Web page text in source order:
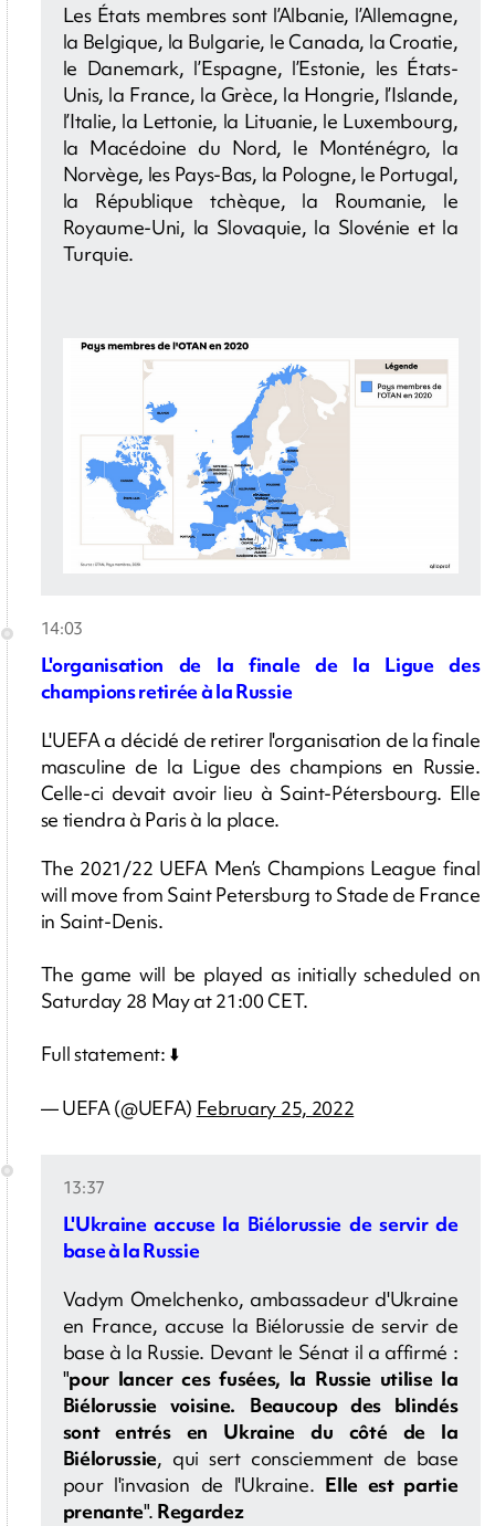
Les États membres sont l’Albanie, l’Allemagne,
la Belgique, la Bulgarie, le Canada, la Croatie,
le Danemark, l’Espagne, l’Estonie, les États-
Unis, la France, la Grèce, la Hongrie, l’Islande,
l’Italie, la Lettonie, la Lituanie, le Luxembourg,
la Macédoine du Nord, le Monténégro, la
Norvège, les Pays-Bas, la Pologne, le Portugal,
la République tchèque, la Roumanie, le
Royaume-Uni, la Slovaquie, la Slovénie et la
Turquie.
14:03
L'organisation de la finale de la Ligue des
champions retirée à la Russie
L'UEFA a décidé de retirer l'organisation de la finale
masculine de la Ligue des champions en Russie.
Celle-ci devait avoir lieu à Saint-Pétersbourg. Elle
se tiendra à Paris à la place.
The 2021/22 UEFA Men’s Champions League final
will move from Saint Petersburg to Stade de France
in Saint-Denis.
The game will be played as initially scheduled on
Saturday 28 May at 21:00 CET.
Full statement: ⬇️
— UEFA (@UEFA) February 25, 2022
13:37
L'Ukraine accuse la Biélorussie de servir de
base à la Russie
Vadym Omelchenko, ambassadeur d'Ukraine
en France, accuse la Biélorussie de servir de
base à la Russie. Devant le Sénat il a affirmé :
"pour lancer ces fusées, la Russie utilise la
Biélorussie voisine.
Beaucoup des blindés
sont entrés en Ukraine du côté de la
Biélorussie, qui sert consciemment de base
pour l'invasion de l'Ukraine. Elle est partie
prenante". Regardez